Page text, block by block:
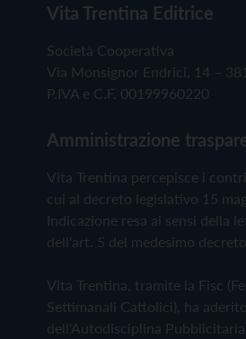
Vita Trentina Editrice
Società Cooperativa
Via Monsignor Endrici, 14 –
P.IVA e C.F. 00199960220
Amministrazione
Vita Trentina percepisce i
cui al decreto legislativo 15
Indicazione resa ai sensi della
dell'art. 5 del medesimo decreto
Vita Trentina, tramite la Fisc
Settimanali Cattolici), ha
dell'Autodisciplina